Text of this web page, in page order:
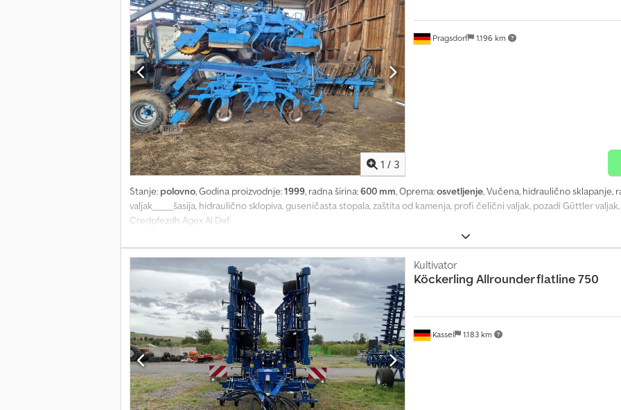
1 / 3
Pragsdorf 1.196 km
Stanje: polovno, Godina proizvodnje:1999, radna širina:600 mm, Oprema:osvetljenje, Vučena, hidraulično sklapanje,
valjak_____šasija, hidraulično sklopiva, guseničasta stopala, zaštita od kamenja, profi čelični valjak, pozadi Güttler
Credpfezdh Agex Al Def
Kassel 1.183 km
Kultivator
Köckerling Allrounder flatline 750